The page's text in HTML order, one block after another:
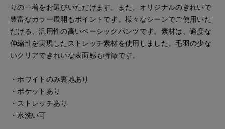
りの一着をお選びいただけます。また、オリジナルのきれいで
豊富なカラー展開もポイントです。様々なシーンでご使用いた
だける、汎用性の高いベーシックパンツです。素材は、適度な
伸縮性を実現したストレッチ素材を使用しました。毛羽の少な
いクリアできれいな表面感も特徴です。
・ホワイトのみ裏地あり
・ポケットあり
・ストレッチあり
・水洗い可